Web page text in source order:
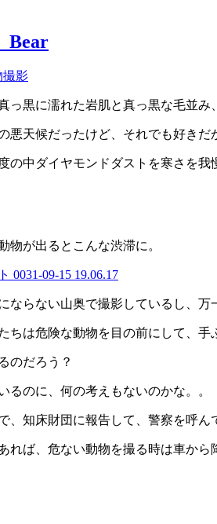
Bear
撮影
っ黒に濡れた岩肌と真っ黒な毛並み
悪天候だったけど、それでも好きだ
の中ダイヤモンドダストを寒さを我
物が出るとこんな渋滞に。
ならない山奥で撮影しているし、万
ちは危険な動物を目の前にして、
のだろう？
るのに、何の考えもないのかな。。
、知床財団に報告して、警察を呼ん
れば、危ない動物を撮る時は車から